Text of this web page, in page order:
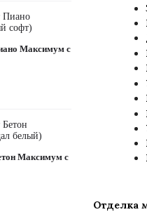
Максимум с
Максимум с
Отделка